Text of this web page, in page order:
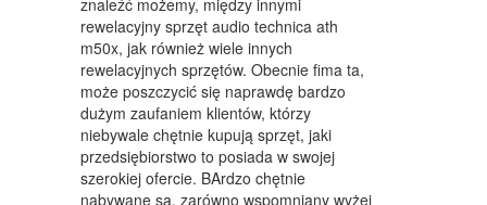
SPORT
ELEKTRONIKA, RTV, AGD
ART. DLA ZWIERZĄT
OGRÓD, ROŚLINY
CHEMIA
rewelacyjny sprzęt audio technica ath
m50x, jak również wiele innych
rewelacyjnych sprzętów. Obecnie fima ta,
może poszczycić się naprawdę bardzo
dużym zaufaniem klientów, którzy
niebywale chętnie kupują sprzęt, jaki
przedsiębiorstwo to posiada w swojej
szerokiej ofercie. BArdzo chętnie
nabywane są, zarówno wspomniany wyżej